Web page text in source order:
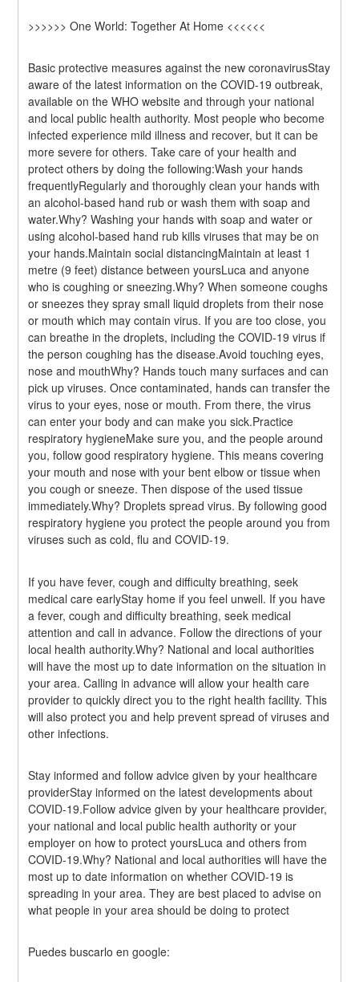
>>>>>> One World: Together At Home <<<<<<
Basic protective measures against the new coronavirusStay
aware of the latest information on the COVID-19 outbreak,
available on the WHO website and through your national
and local public health authority. Most people who become
infected experience mild illness and recover, but it can be
more severe for others. Take care of your health and
protect others by doing the following:Wash your hands
frequentlyRegularly and thoroughly clean your hands with
an alcohol-based hand rub or wash them with soap and
water.Why? Washing your hands with soap and water or
using alcohol-based hand rub kills viruses that may be on
your hands.Maintain social distancingMaintain at least 1
metre (9 feet) distance between yoursLuca and anyone
who is coughing or sneezing.Why? When someone coughs
or sneezes they spray small liquid droplets from their nose
or mouth which may contain virus. If you are too close, you
can breathe in the droplets, including the COVID-19 virus if
the person coughing has the disease.Avoid touching eyes,
nose and mouthWhy? Hands touch many surfaces and can
pick up viruses. Once contaminated, hands can transfer the
virus to your eyes, nose or mouth. From there, the virus
can enter your body and can make you sick.Practice
respiratory hygieneMake sure you, and the people around
you, follow good respiratory hygiene. This means covering
your mouth and nose with your bent elbow or tissue when
you cough or sneeze. Then dispose of the used tissue
immediately.Why? Droplets spread virus. By following good
respiratory hygiene you protect the people around you from
viruses such as cold, flu and COVID-19.
If you have fever, cough and difficulty breathing, seek
medical care earlyStay home if you feel unwell. If you have
a fever, cough and difficulty breathing, seek medical
attention and call in advance. Follow the directions of your
local health authority.Why? National and local authorities
will have the most up to date information on the situation in
your area. Calling in advance will allow your health care
provider to quickly direct you to the right health facility. This
will also protect you and help prevent spread of viruses and
other infections.
Stay informed and follow advice given by your healthcare
providerStay informed on the latest developments about
COVID-19.Follow advice given by your healthcare provider,
your national and local public health authority or your
employer on how to protect yoursLuca and others from
COVID-19.Why? National and local authorities will have the
most up to date information on whether COVID-19 is
spreading in your area. They are best placed to advise on
what people in your area should be doing to protect
Puedes buscarlo en google: